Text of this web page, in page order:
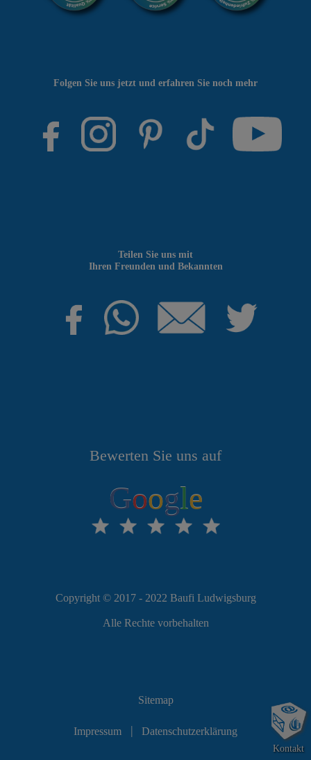
Kontakt
Bewerten Sie uns auf
Google
Teilen Sie uns mit
Ihren Freunden und Bekannten
Folgen Sie uns jetzt und erfahren Sie noch mehr
Copyright © 2017 - 2022 Baufi Ludwigsburg
Alle Rechte vorbehalten
Sitemap
Impressum | Datenschutzerklärung